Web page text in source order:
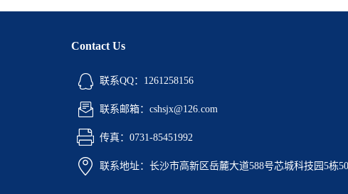
Contact Us
联系QQ：1261258156
联系邮箱：cshsjx@126.com
传真：0731-85451992
联系地址：长沙市高新区岳麓大道588号芯城科技园5栋